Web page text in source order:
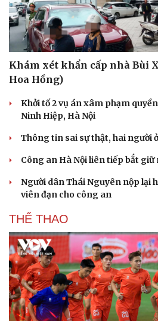
Khám xét khẩn cấp nhà Bùi
Hoa Hồng)
Khởi tố 2 vụ án xâm phạm
Ninh Hiệp, Hà Nội
Thông tin sai sự thật, hai người
Công an Hà Nội liên tiếp bắt
Người dân Thái Nguyên nộp lại
viên đạn cho công an
THỂ THAO